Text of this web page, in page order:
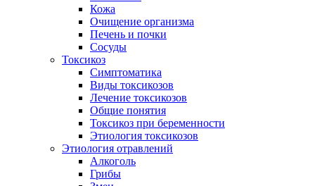
Кожа
Очищение организма
Печень и почки
Сосуды
Токсикоз
Cимптоматика
Виды токсикозов
Лечение токсикозов
Общие понятия
Токсикоз при беременности
Этиология токсикозов
Этиология отравлений
Алкоголь
Грибы